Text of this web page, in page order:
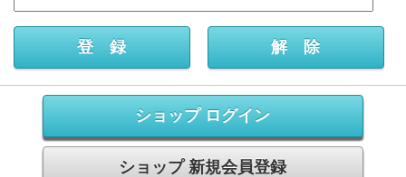
ショップ ログイン
ショップ 新規会員登録